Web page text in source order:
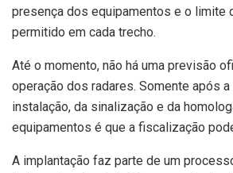
presença dos equipamentos e o limite
permitido em cada trecho.
Até o momento, não há uma previsão
operação dos radares. Somente após
instalação, da sinalização e da
equipamentos é que a fiscalização
A implantação faz parte de um